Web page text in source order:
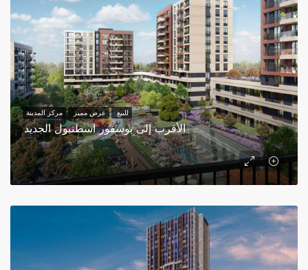
الأقرب إلی بوسفور اسطنبول الجدید
للبيع عرض مميز مركز المدينة